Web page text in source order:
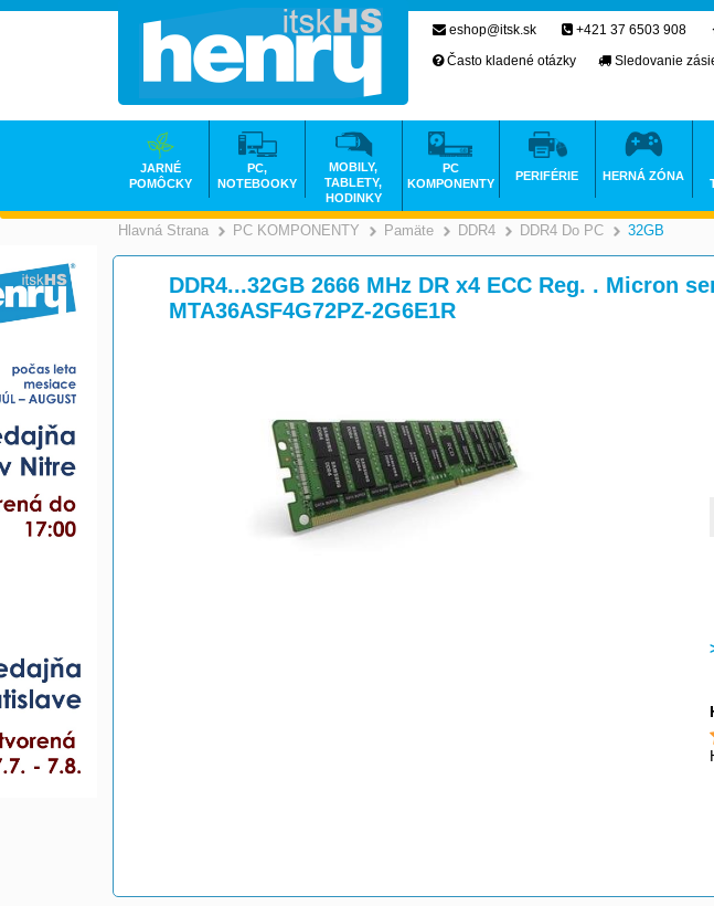
Hlavná Strana >
PC KOMPONENTY >
Pamäte >
DDR4 >
DDR4 Do PC 32GB
DDR4...32GB 2666 MHz DR x4 ECC Reg. . Micron
MTA36ASF4G72PZ-2G6E1R
eshop@itsk.sk +421 37 6503 908
Často kladené otázky
Sledovanie
JARNÉ
POMÔCKY
PC,
NOTEBOOKY
MOBILY,
TABLETY,
HODINKY
PC
KOMPONENTY
PERIFÉRIE HERNÁ ZÓNA